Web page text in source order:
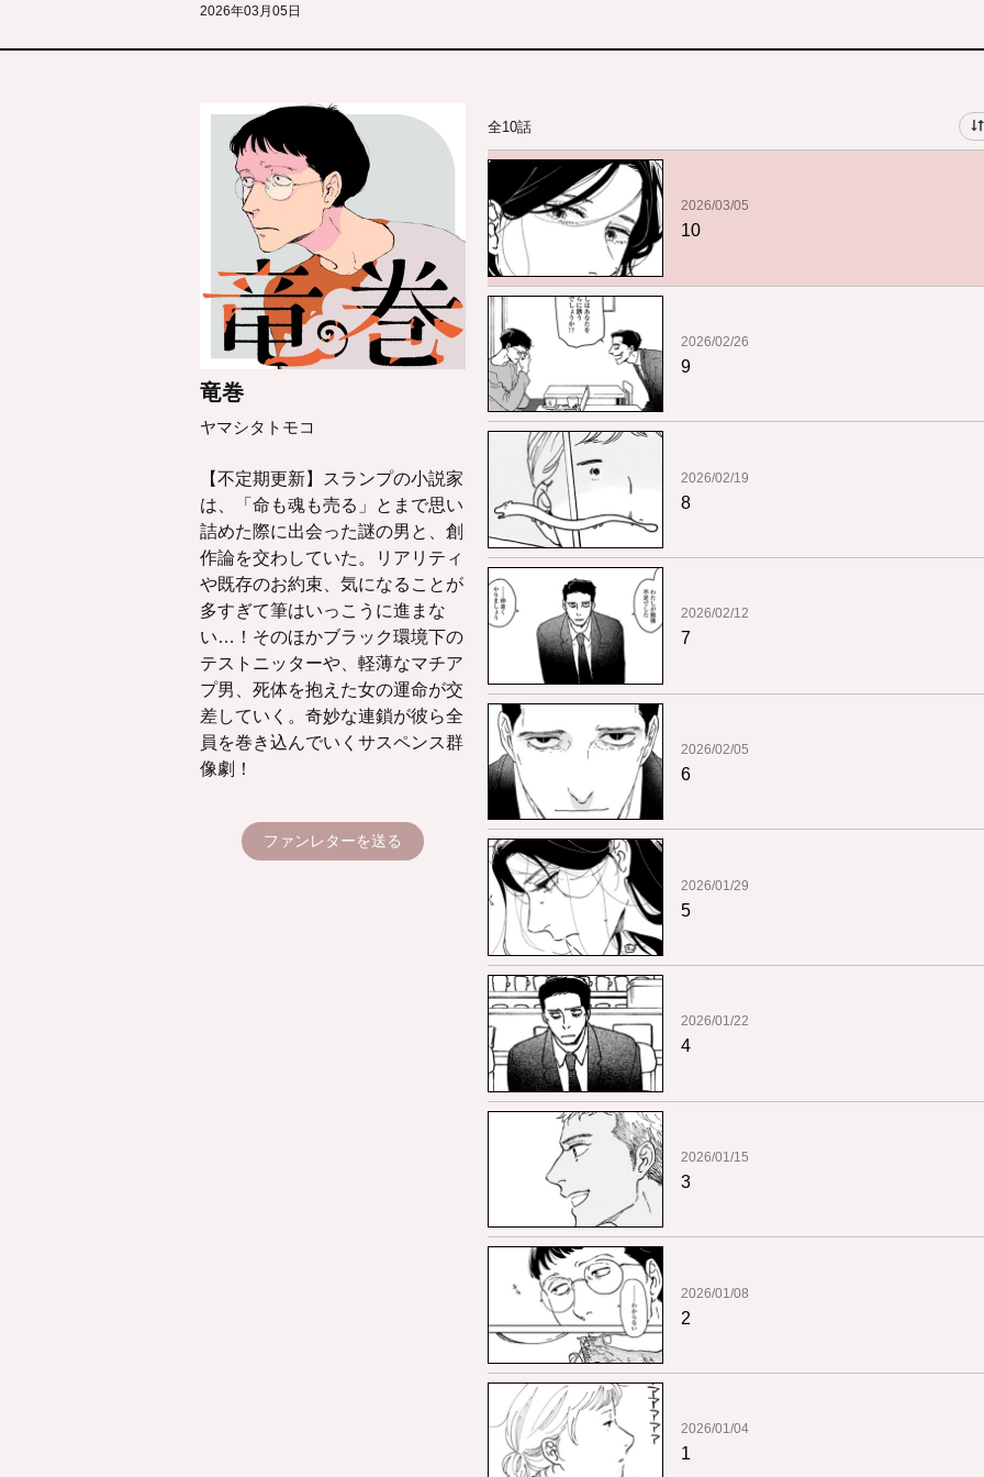
2026年03月05日
竜巻
ヤマシタトモコ
【不定期更新】スランプの小説家
は、「命も魂も売る」とまで思い
詰めた際に出会った謎の男と、創
作論を交わしていた。リアリティ
や既存のお約束、気になることが
多すぎて筆はいっこうに進まな
い…！そのほかブラック環境下の
テストニッターや、軽薄なマチア
プ男、死体を抱えた女の運命が交
差していく。奇妙な連鎖が彼ら全
員を巻き込んでいくサスペンス群
像劇！
ファンレターを送る
全10話
2026/03/05
10
2026/02/26
9
2026/02/19
8
2026/02/12
7
2026/02/05
6
2026/01/29
5
2026/01/22
4
2026/01/15
3
2026/01/08
2
2026/01/04
1